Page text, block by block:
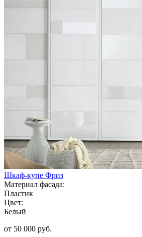
Шкаф-купе Фриз
Материал фасада:
Пластик
Цвет:
Белый
от 50 000 руб.